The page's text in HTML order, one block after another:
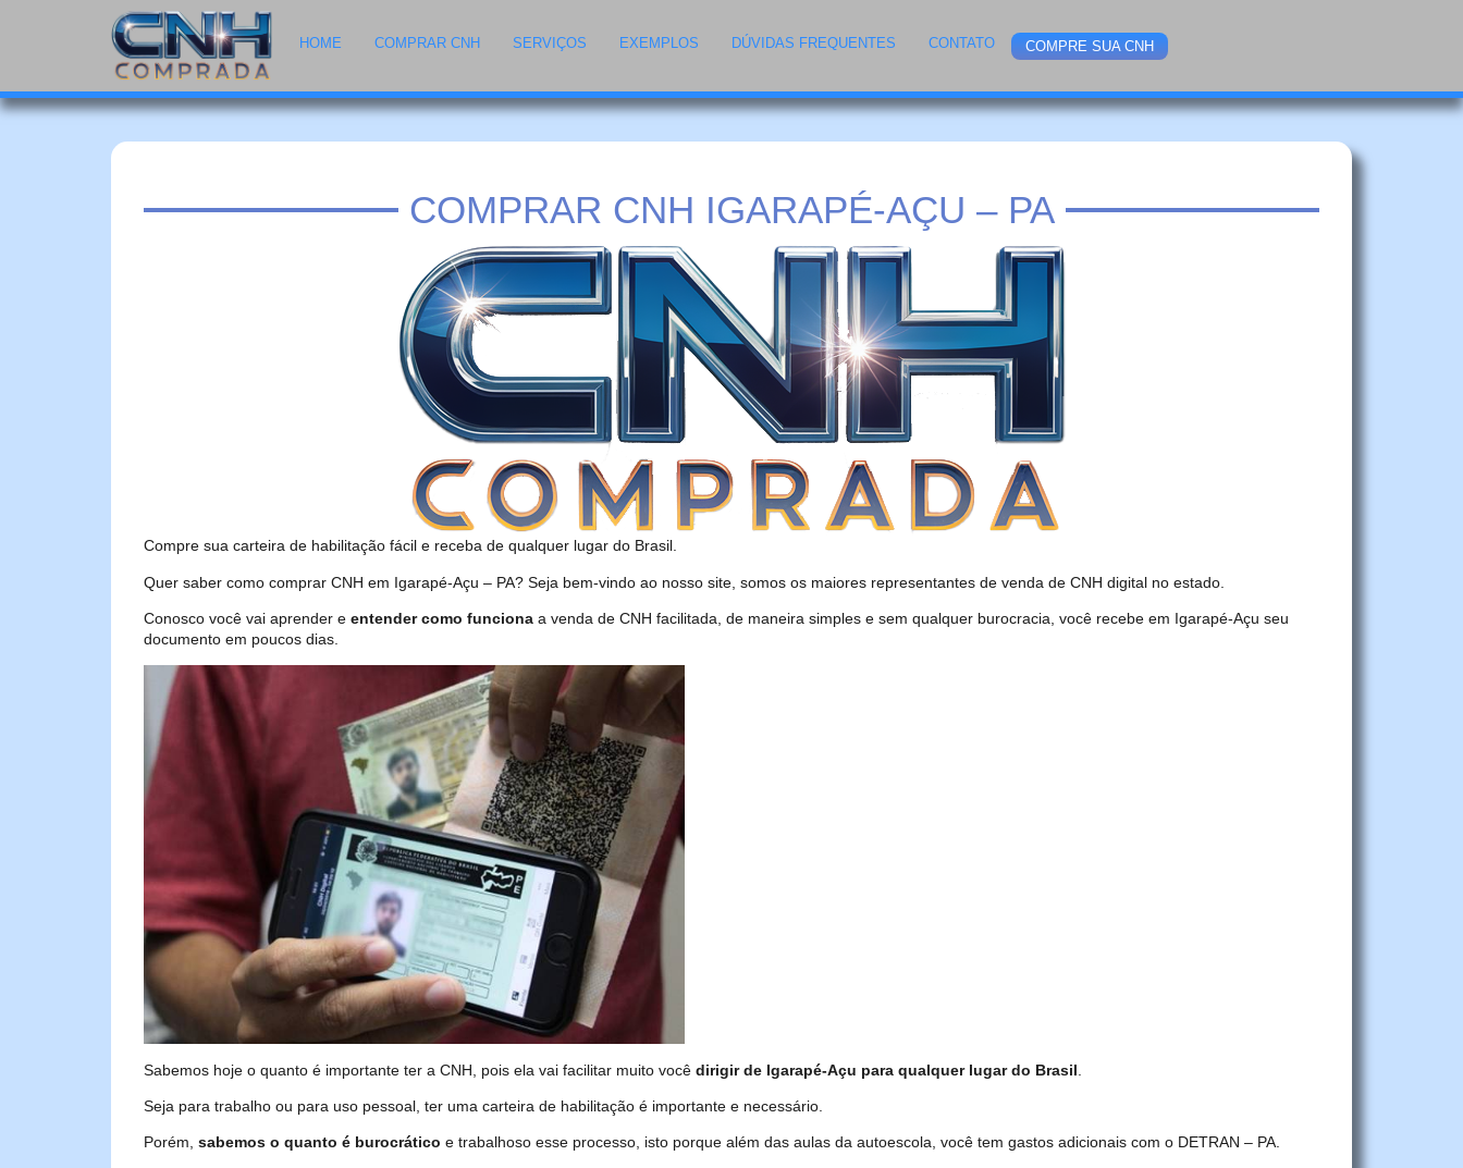
HOME COMPRAR CNH SERVIÇOS EXEMPLOS DÚVIDAS FREQUENTES CONTATO COMPRE SUA CNH
COMPRAR CNH IGARAPÉ-AÇU – PA
Compre sua carteira de habilitação fácil e receba de qualquer lugar do Brasil.
Quer saber como comprar CNH em Igarapé-Açu – PA? Seja bem-vindo ao nosso site, somos os maiores representantes de venda de CNH digital no estado.
Conosco você vai aprender e entender como funciona a venda de CNH facilitada, de maneira simples e sem qualquer burocracia, você recebe em Igarapé-Açu seu
documento em poucos dias.
Sabemos hoje o quanto é importante ter a CNH, pois ela vai facilitar muito você dirigir de Igarapé-Açu para qualquer lugar do Brasil
Seja para trabalho ou para uso pessoal, ter uma carteira de habilitação é importante e necessário.
Porém, sabemos o quanto é burocrático e trabalhoso esse processo, isto porque além das aulas da autoescola, você tem gastos adicionais com o DETRAN – PA.